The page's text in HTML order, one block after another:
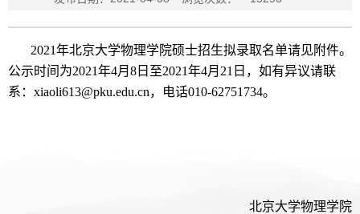
2021年北京大学物理学院硕士招生拟录取名单请见附件。
公示时间为2021年4月8日至2021年4月21日，如有异议请联
系：xiaoli613@pku.edu.cn，电话010-62751734。
北京大学物理学院